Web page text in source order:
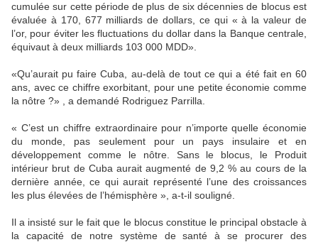
cumulée sur cette période de plus de six décennies de blocus est
évaluée à 170, 677 milliards de dollars, ce qui « à la valeur de
l’or, pour éviter les fluctuations du dollar dans la Banque centrale,
équivaut à deux milliards 103 000 MDD».
«Qu’aurait pu faire Cuba, au-delà de tout ce qui a été fait en 60
ans, avec ce chiffre exorbitant, pour une petite économie comme
la nôtre ?» , a demandé Rodriguez Parrilla.
« C’est un chiffre extraordinaire pour n’importe quelle économie
du monde, pas seulement pour un pays insulaire et en
développement comme le nôtre. Sans le blocus, le Produit
intérieur brut de Cuba aurait augmenté de 9,2 % au cours de la
dernière année, ce qui aurait représenté l’une des croissances
les plus élevées de l’hémisphère », a-t-il souligné.
Il a insisté sur le fait que le blocus constitue le principal obstacle à
la capacité de notre système de santé à se procurer des